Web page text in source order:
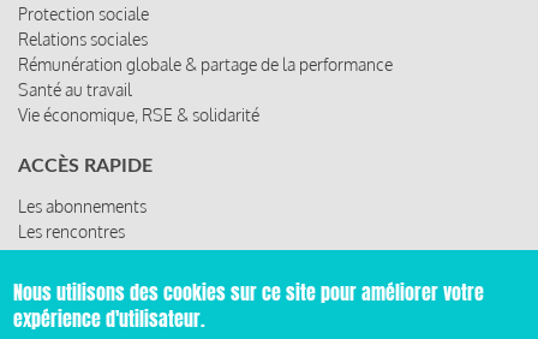
Protection sociale
Relations sociales
Rémunération globale & partage de la performance
Santé au travail
Vie économique, RSE & solidarité
ACCÈS RAPIDE
Les abonnements
Les rencontres
Les ressources
Nous utilisons des cookies sur ce site pour améliorer votre
expérience d'utilisateur.